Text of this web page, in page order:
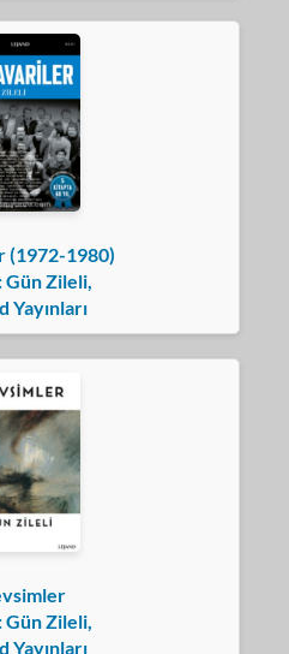
(1972-1980)
Gün Zileli,
Yayınları
Gün Zileli,
Yayınları